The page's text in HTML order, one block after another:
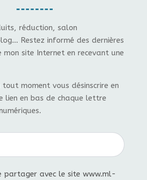
réduction, salon
Restez informé des dernières
site Internet en recevant une
moment vous désinscrire en
lien en bas de chaque lettre
partager avec le site www.ml-